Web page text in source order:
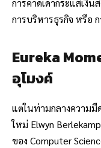
การคาดเดากระแสเงิน
การบริหารธุรกิจ หรือ
Eureka
อุโมงค์
แต่ในท่ามกลางความมื
ใหม่ Elwyn
ของ Computer